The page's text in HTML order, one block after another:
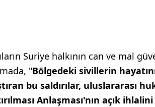
Suriye halkının can ve mal
"Bölgedeki sivillerin
bu saldırılar, uluslararası
Anlaşması'nın açık